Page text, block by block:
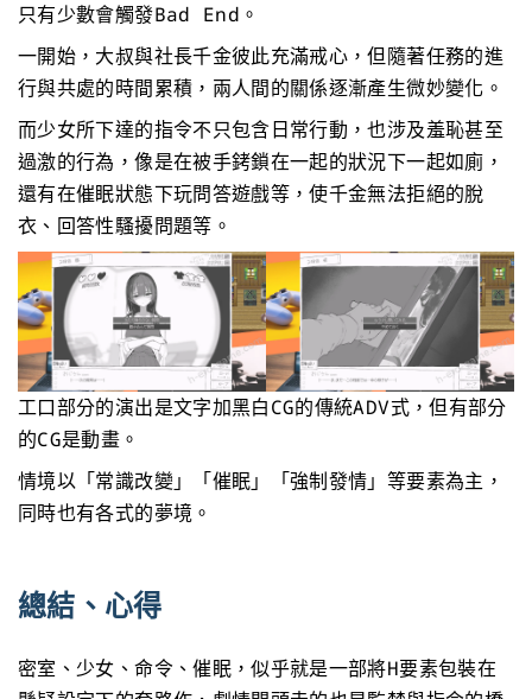
只有少數會觸發Bad End。
一開始，大叔與社長千金彼此充滿戒心，但隨著任務的進
行與共處的時間累積，兩人間的關係逐漸產生微妙變化。
而少女所下達的指令不只包含日常行動，也涉及羞恥甚至
過激的行為，像是在被手銬鎖在一起的狀況下一起如廁，
還有在催眠狀態下玩問答遊戲等，使千金無法拒絕的脫
衣、回答性騷擾問題等。
工口部分的演出是文字加黑白CG的傳統ADV式，但有部分
的CG是動畫。
情境以「常識改變」「催眠」「強制發情」等要素為主，
同時也有各式的夢境。
總結、心得
密室、少女、命令、催眠，似乎就是一部將H要素包裝在